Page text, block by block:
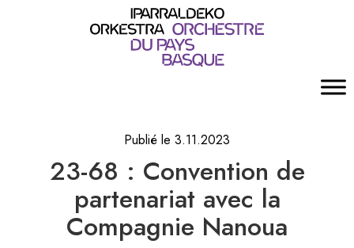
Publié le 3.11.2023
23-68 : Convention de
partenariat avec la
Compagnie Nanoua